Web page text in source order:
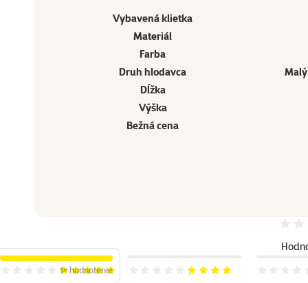
Vybavená klietka
Materiál
Farba
Druh hlodavca
Dĺžka
Výška
Bežná cena
Hodnotenie 100%, počet hodnotení: 1
1×hodnotenie Hodnotenie 80%